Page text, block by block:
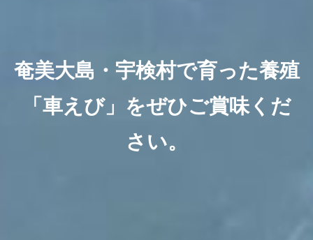
奄美大島・宇検村で育った養殖
「車えび」をぜひご賞味くだ
さい。